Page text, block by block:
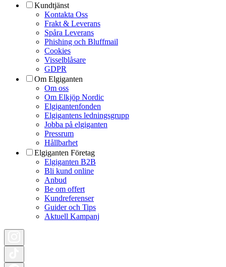
Kundtjänst
Kontakta Oss
Frakt & Leverans
Spåra Leverans
Phishing och Bluffmail
Cookies
Visselblåsare
GDPR
Om Elgiganten
Om oss
Om Elkjöp Nordic
Elgigantenfonden
Elgigantens ledningsgrupp
Jobba på elgiganten
Pressrum
Hållbarhet
Elgiganten Företag
Elgiganten B2B
Bli kund online
Anbud
Be om offert
Kundreferenser
Guider och Tips
Aktuell Kampanj